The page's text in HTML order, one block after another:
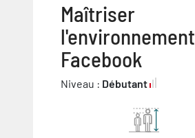
Maîtriser
l'environnement
Facebook
Niveau : Débutant